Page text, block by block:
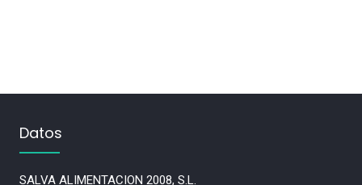
Datos
SALVA ALIMENTACION 2008, S.L.